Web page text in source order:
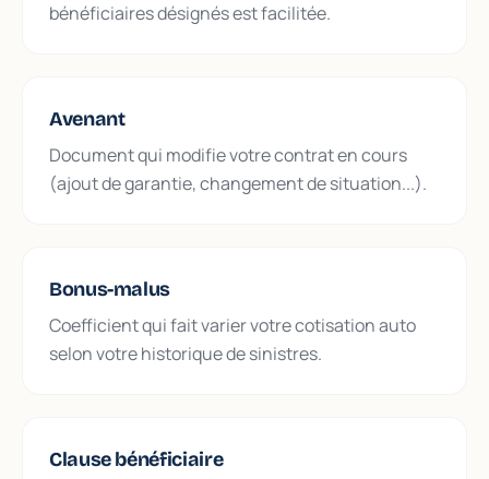
bénéficiaires désignés est facilitée.
Avenant
Document qui modifie votre contrat en cours
(ajout de garantie, changement de situation...).
Bonus-malus
Coefficient qui fait varier votre cotisation auto
selon votre historique de sinistres.
Clause bénéficiaire